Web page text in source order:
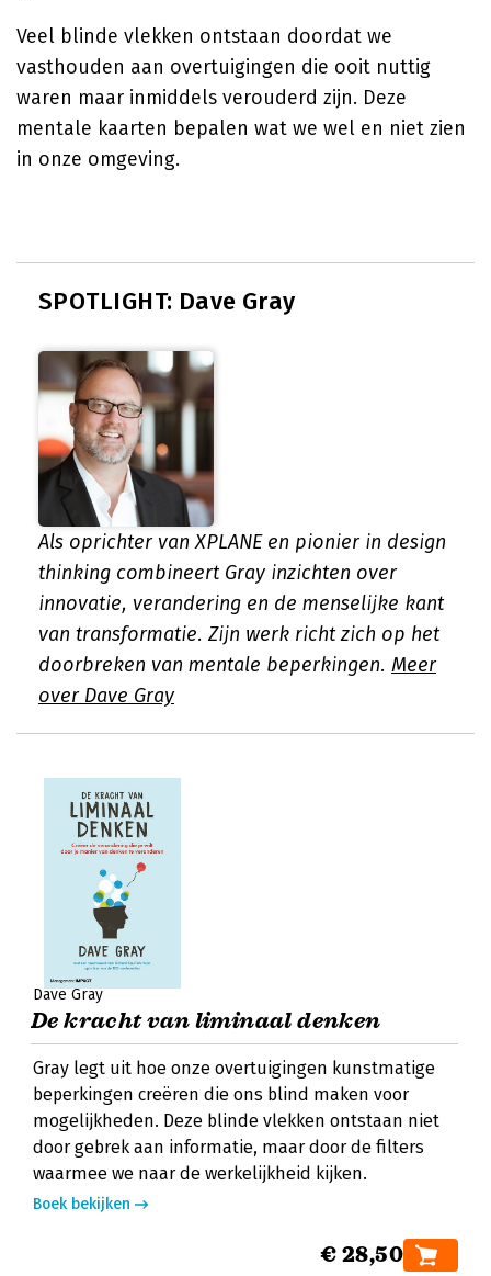
Veel blinde vlekken ontstaan doordat we
vasthouden aan overtuigingen die ooit nuttig
waren maar inmiddels verouderd zijn. Deze
mentale kaarten bepalen wat we wel en niet zien
in onze omgeving.
SPOTLIGHT: Dave Gray
Als oprichter van XPLANE en pionier in design
thinking combineert Gray inzichten over
innovatie, verandering en de menselijke kant
van transformatie. Zijn werk richt zich op het
doorbreken van mentale beperkingen. Meer
over Dave Gray
Dave Gray
De kracht van liminaal denken
Gray legt uit hoe onze overtuigingen kunstmatige
beperkingen creëren die ons blind maken voor
mogelijkheden. Deze blinde vlekken ontstaan niet
door gebrek aan informatie, maar door de filters
waarmee we naar de werkelijkheid kijken.
Boek bekijken
€ 28,50